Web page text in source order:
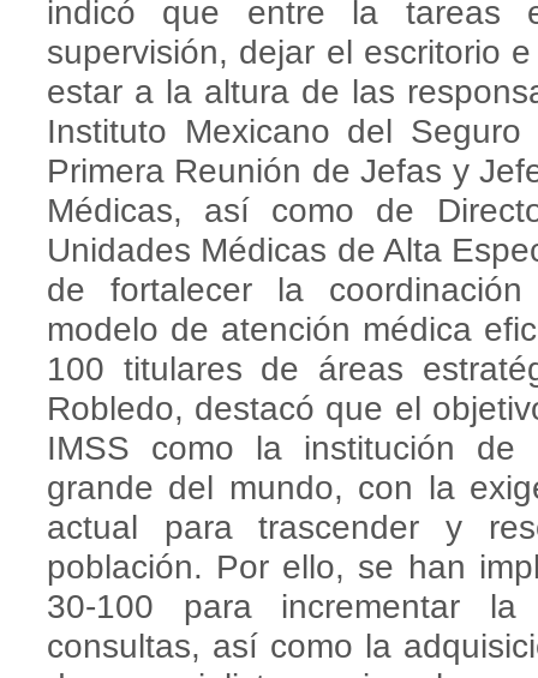
indicó que entre la tareas
supervisión, dejar el escritorio
estar a la altura de las
Instituto Mexicano del
Primera Reunión de Jefas y
Médicas, así como de
Unidades Médicas de Alta
de fortalecer la
modelo de atención médica
100 titulares de áreas
Robledo, destacó que el
IMSS como la institución de
grande del mundo, con la
actual para trascender y
población. Por ello, se han
30-100 para incrementar
consultas, así como la